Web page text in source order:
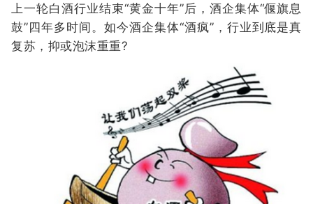
上一轮白酒行业结束“黄金十年”后，酒企集体“偃旗息
鼓”四年多时间。如今酒企集体“酒疯”，行业到底是真
复苏，抑或泡沫重重?